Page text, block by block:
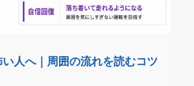
人へ｜周囲の流れを読むコツ